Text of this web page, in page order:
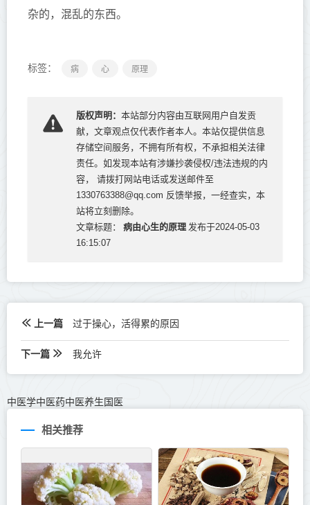
杂的，混乱的东西。
标签： 病 心 原理
版权声明： 本站部分内容由互联网用户自发贡
献，文章观点仅代表作者本人。本站仅提供信息
存储空间服务，不拥有所有权，不承担相关法律
责任。如发现本站有涉嫌抄袭侵权/违法违规的内
容， 请拨打网站电话或发送邮件至
1330763388@qq.com 反馈举报，一经查实，本
站将立刻删除。
文章标题：
病由心生的原理 发布于2024-05-03
16:15:07
上一篇 过于操心，活得累的原因
下一篇 我允许
中医学中医药中医养生国医
相关推荐